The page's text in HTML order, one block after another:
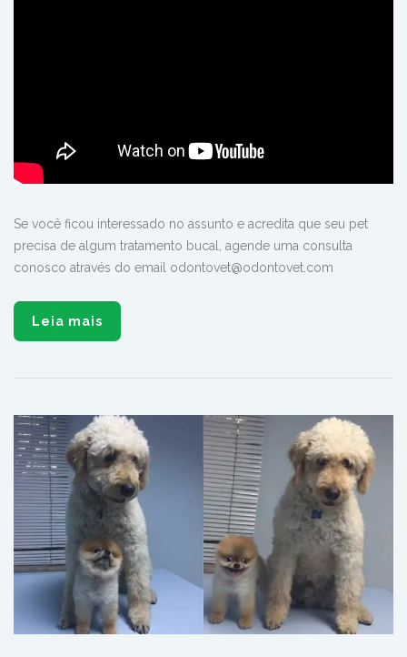
Se você ficou interessado no assunto e acredita que seu pet
precisa de algum tratamento bucal, agende uma consulta
conosco através do email odontovet@odontovet.com
Leia mais